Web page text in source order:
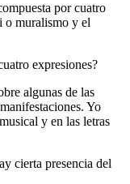
por cuatro
o muralismo y el
expresiones?
algunas de las
Yo
y en las letras
cierta presencia del